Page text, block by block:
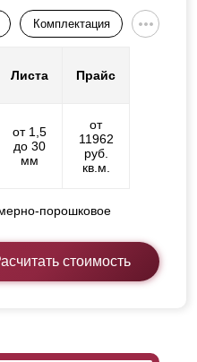
Комплектация
Листа Прайс
от 1,5
до 30
мм
от
11962
руб.
кв.м.
порошковое
стоимость